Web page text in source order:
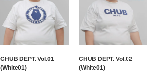
CHUB DEPT. Vol.01
(White01)
CHUB DEPT. Vol.02
(White01)